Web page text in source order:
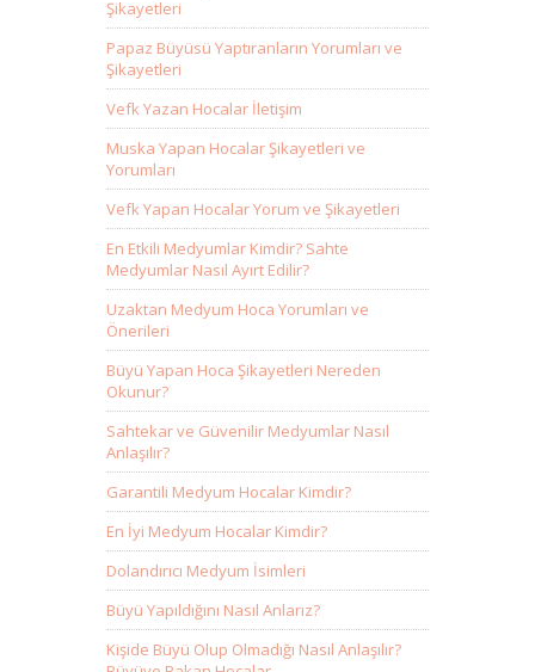
Şikayetleri
Papaz Büyüsü Yaptıranların Yorumları ve
Şikayetleri
Vefk Yazan Hocalar İletişim
Muska Yapan Hocalar Şikayetleri ve
Yorumları
Vefk Yapan Hocalar Yorum ve Şikayetleri
En Etkili Medyumlar Kimdir? Sahte
Medyumlar Nasıl Ayırt Edilir?
Uzaktan Medyum Hoca Yorumları ve
Önerileri
Büyü Yapan Hoca Şikayetleri Nereden
Okunur?
Sahtekar ve Güvenilir Medyumlar Nasıl
Anlaşılır?
Garantili Medyum Hocalar Kimdir?
En İyi Medyum Hocalar Kimdir?
Dolandırıcı Medyum İsimleri
Büyü Yapıldığını Nasıl Anlarız?
Kişide Büyü Olup Olmadığı Nasıl Anlaşılır?